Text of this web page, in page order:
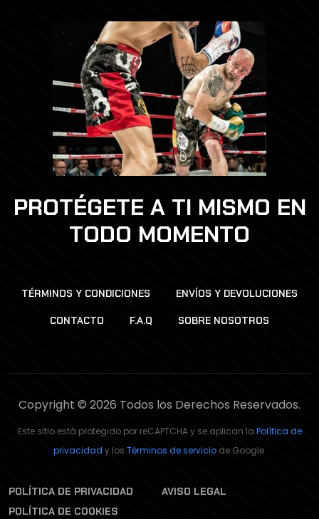
PROTÉGETE A TI MISMO EN
TODO MOMENTO
TÉRMINOS Y CONDICIONES ENVÍOS Y DEVOLUCIONES
CONTACTO F.A.Q SOBRE NOSOTROS
Copyright © 2026 Todos los Derechos Reservados.
Este sitio está protegido por reCAPTCHA y se aplican la Política de
privacidad y los Términos de serviciode Google.
POLÍTICA DE PRIVACIDAD
AVISO LEGAL
POLÍTICA DE COOKIES